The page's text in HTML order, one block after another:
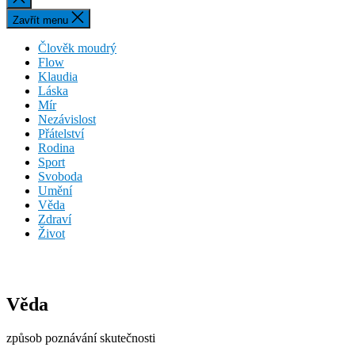
vyhledávání
Zavřít menu
Člověk moudrý
Flow
Klaudia
Láska
Mír
Nezávislost
Přátelství
Rodina
Sport
Svoboda
Umění
Věda
Zdraví
Život
Věda
způsob poznávání skutečnosti